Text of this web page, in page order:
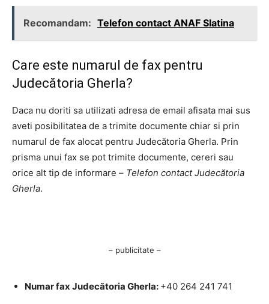
Recomandam: Telefon contact ANAF Slatina
Care este numarul de fax pentru
Judecătoria Gherla?
Daca nu doriti sa utilizati adresa de email afisata mai sus
aveti posibilitatea de a trimite documente chiar si prin
numarul de fax alocat pentru Judecătoria Gherla. Prin
prisma unui fax se pot trimite documente, cereri sau
orice alt tip de informare – Telefon contact Judecătoria
Gherla.
– publicitate –
Numar fax Judecătoria Gherla: +40 264 241 741